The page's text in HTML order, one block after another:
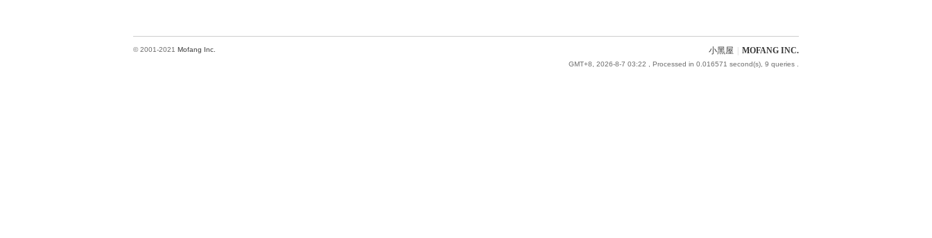
小黑屋 MOFANG INC.
GMT+8, 2026-8-7 03:22 , Processed in 0.016571 second(s), 9 queries .
© 2001-2021 Mofang Inc.